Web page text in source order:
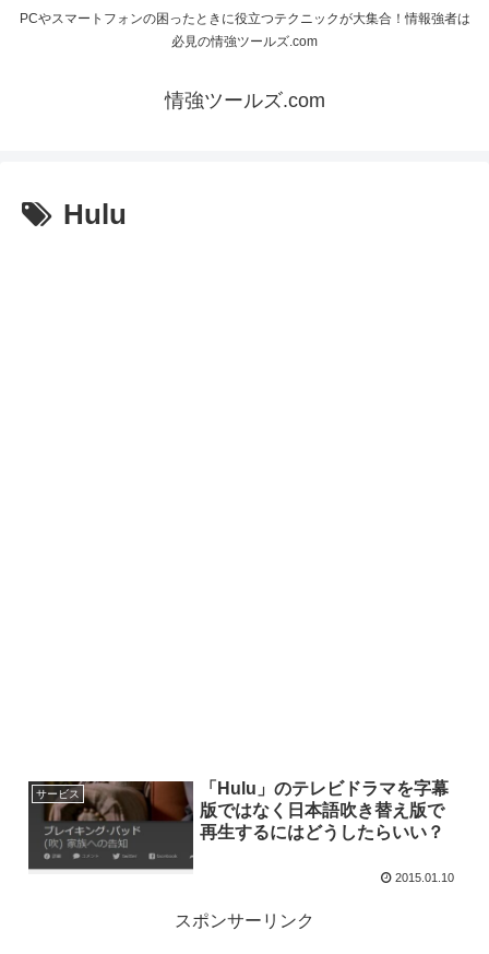
PCやスマートフォンの困ったときに役立つテクニックが大集合！情報強者は
必見の情強ツールズ.com
情強ツールズ.com
Hulu
サービス
「Hulu」のテレビドラマを字幕
版ではなく日本語吹き替え版で
再生するにはどうしたらいい？
2015.01.10
スポンサーリンク